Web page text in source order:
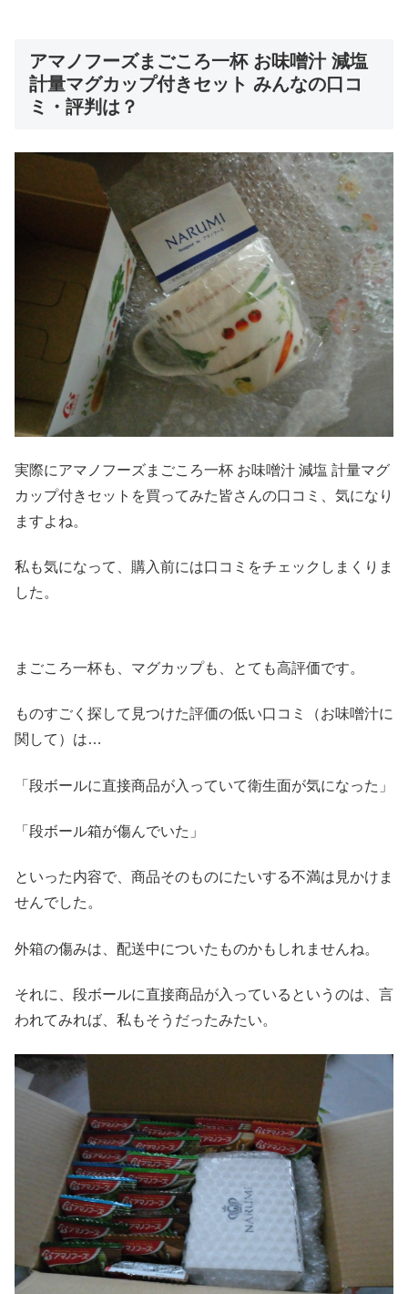
アマノフーズまごころ一杯 お味噌汁 減塩
計量マグカップ付きセット みんなの口コ
ミ・評判は？
実際にアマノフーズまごころ一杯 お味噌汁 減塩 計量マグ
カップ付きセットを買ってみた皆さんの口コミ、気になり
ますよね。
私も気になって、購入前には口コミをチェックしまくりま
した。
まごころ一杯も、マグカップも、とても高評価です。
ものすごく探して見つけた評価の低い口コミ（お味噌汁に
関して）は…
「段ボールに直接商品が入っていて衛生面が気になった」
「段ボール箱が傷んでいた」
といった内容で、商品そのものにたいする不満は見かけま
せんでした。
外箱の傷みは、配送中についたものかもしれませんね。
それに、段ボールに直接商品が入っているというのは、言
われてみれば、私もそうだったみたい。